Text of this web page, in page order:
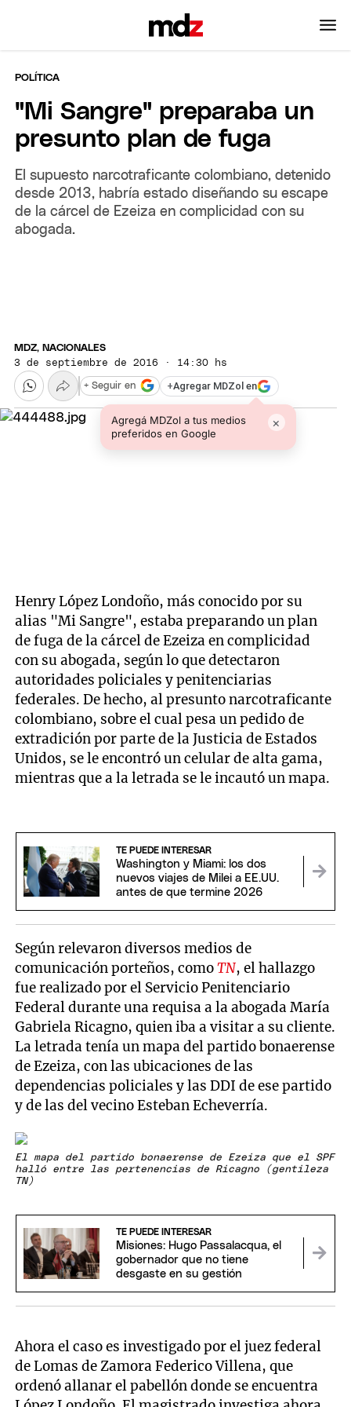
POLÍTICA
"Mi Sangre" preparaba un
presunto plan de fuga
El supuesto narcotraficante colombiano, detenido
desde 2013, habría estado diseñando su escape
de la cárcel de Ezeiza en complicidad con su
abogada.
MDZ, NACIONALES
3 de septiembre de 2016 · 14:30 hs
+Agregar MDZol en
Agregá MDZol a tus medios
preferidos en Google
×
+ Seguir en
Henry López Londoño, más conocido por su
alias "Mi Sangre", estaba preparando un plan
de fuga de la cárcel de Ezeiza en complicidad
con su abogada, según lo que detectaron
autoridades policiales y penitenciarias
federales. De hecho, al presunto narcotraficante
colombiano, sobre el cual pesa un pedido de
extradición por parte de la Justicia de Estados
Unidos, se le encontró un celular de alta gama,
mientras que a la letrada se le incautó un mapa.
TE PUEDE INTERESAR
Washington y Miami: los dos
nuevos viajes de Milei a EE.UU.
antes de que termine 2026
Según relevaron diversos medios de
comunicación porteños, comoTN, el hallazgo
fue realizado por el Servicio Penitenciario
Federal durante una requisa a la abogada María
Gabriela Ricagno, quien iba a visitar a su cliente.
La letrada tenía un mapa del partido bonaerense
de Ezeiza, con las ubicaciones de las
dependencias policiales y las DDI de ese partido
y de las del vecino Esteban Echeverría.
El mapa del partido bonaerense de Ezeiza que el SPF
halló entre las pertenencias de Ricagno (gentileza
TN)
TE PUEDE INTERESAR
Misiones: Hugo Passalacqua, el
gobernador que no tiene
desgaste en su gestión
Ahora el caso es investigado por el juez federal
de Lomas de Zamora Federico Villena, que
ordenó allanar el pabellón donde se encuentra